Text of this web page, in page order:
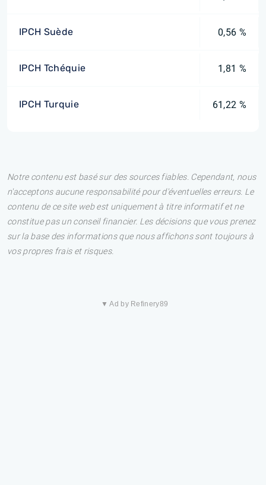
IPCH Suède 0,56 %
IPCH Tchéquie 1,81 %
IPCH Turquie 61,22 %
Notre contenu est basé sur des sources fiables. Cependant, nous
n'acceptons aucune responsabilité pour d'éventuelles erreurs. Le
contenu de ce site web est uniquement à titre informatif et ne
constitue pas un conseil financier. Les décisions que vous prenez
sur la base des informations que nous affichons sont toujours à
vos propres frais et risques.
▼ Ad by Refinery89